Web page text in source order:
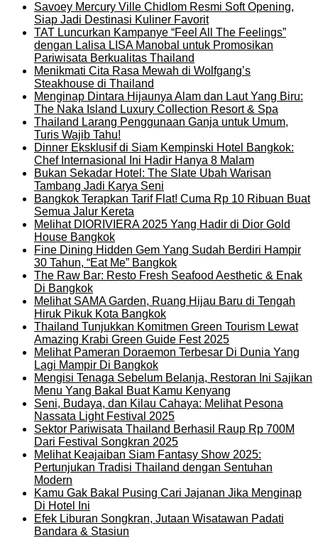
Savoey Mercury Ville Chidlom Resmi Soft Opening,
Siap Jadi Destinasi Kuliner Favorit
TAT Luncurkan Kampanye “Feel All The Feelings”
dengan Lalisa LISA Manobal untuk Promosikan
Pariwisata Berkualitas Thailand
Menikmati Cita Rasa Mewah di Wolfgang’s
Steakhouse di Thailand
Menginap Dintara Hijaunya Alam dan Laut Yang Biru:
The Naka Island Luxury Collection Resort & Spa
Thailand Larang Penggunaan Ganja untuk Umum,
Turis Wajib Tahu!
Dinner Eksklusif di Siam Kempinski Hotel Bangkok:
Chef Internasional Ini Hadir Hanya 8 Malam
Bukan Sekadar Hotel: The Slate Ubah Warisan
Tambang Jadi Karya Seni
Bangkok Terapkan Tarif Flat! Cuma Rp 10 Ribuan Buat
Semua Jalur Kereta
Melihat DIORIVIERA 2025 Yang Hadir di Dior Gold
House Bangkok
Fine Dining Hidden Gem Yang Sudah Berdiri Hampir
30 Tahun, “Eat Me” Bangkok
The Raw Bar: Resto Fresh Seafood Aesthetic & Enak
Di Bangkok
Melihat SAMA Garden, Ruang Hijau Baru di Tengah
Hiruk Pikuk Kota Bangkok
Thailand Tunjukkan Komitmen Green Tourism Lewat
Amazing Krabi Green Guide Fest 2025
Melihat Pameran Doraemon Terbesar Di Dunia Yang
Lagi Mampir Di Bangkok
Mengisi Tenaga Sebelum Belanja, Restoran Ini Sajikan
Menu Yang Bakal Buat Kamu Kenyang
Seni, Budaya, dan Kilau Cahaya: Melihat Pesona
Nassata Light Festival 2025
Sektor Pariwisata Thailand Berhasil Raup Rp 700M
Dari Festival Songkran 2025
Melihat Keajaiban Siam Fantasy Show 2025:
Pertunjukan Tradisi Thailand dengan Sentuhan
Modern
Kamu Gak Bakal Pusing Cari Jajanan Jika Menginap
Di Hotel Ini
Efek Liburan Songkran, Jutaan Wisatawan Padati
Bandara & Stasiun